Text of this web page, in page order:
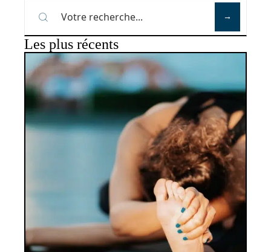
Les plus récents